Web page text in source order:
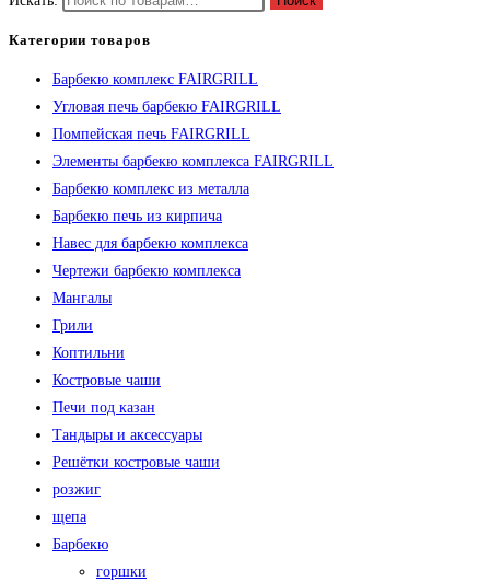
Категории товаров
Барбекю комплекс FAIRGRILL
Угловая печь барбекю FAIRGRILL
Помпейская печь FAIRGRILL
Элементы барбекю комплекса FAIRGRILL
Барбекю комплекс из металла
Барбекю печь из кирпича
Навес для барбекю комплекса
Чертежи барбекю комплекса
Мангалы
Грили
Коптильни
Костровые чаши
Печи под казан
Тандыры и аксессуары
Решётки костровые чаши
розжиг
щепа
Барбекю
горшки